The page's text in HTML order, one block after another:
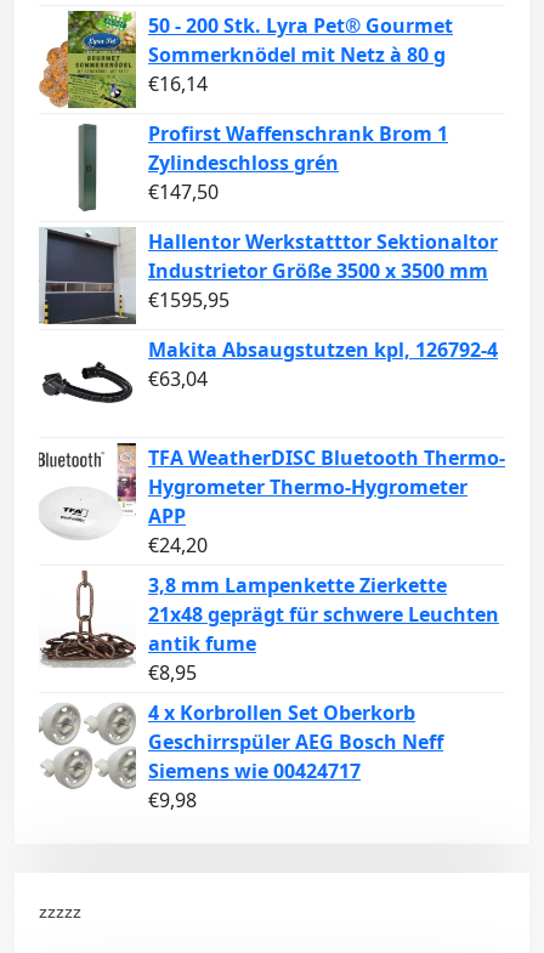
50 - 200 Stk. Lyra Pet® Gourmet
Sommerknödel mit Netz à 80 g
€16,14
Profirst Waffenschrank Brom 1
Zylindeschloss grén
€147,50
Hallentor Werkstatttor Sektionaltor
Industrietor Größe 3500 x 3500 mm
€1595,95
Makita Absaugstutzen kpl, 126792-4
€63,04
TFA WeatherDISC Bluetooth Thermo-
Hygrometer Thermo-Hygrometer
APP
€24,20
3,8 mm Lampenkette Zierkette
21x48 geprägt für schwere Leuchten
antik fume
€8,95
4 x Korbrollen Set Oberkorb
Geschirrspüler AEG Bosch Neff
Siemens wie 00424717
€9,98
zzzzz